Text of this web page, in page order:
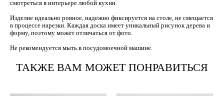
смотреться в интерьере любой кухни.
Изделие идеально ровное, надежно фиксируется на столе, не смещается
в процессе нарезки. Каждая доска имеет уникальный рисунок дерева и
форму, поэтому может отличаться от фото.
Не рекомендуется мыть в посудомоечной машине.
ТАКЖЕ ВАМ МОЖЕТ ПОНРАВИТЬСЯ